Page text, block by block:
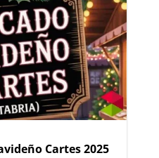
Cartes 2025